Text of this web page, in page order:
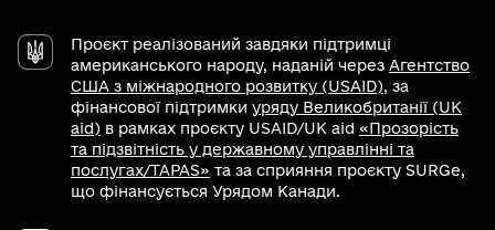
Проєкт реалізований завдяки підтримці
американського народу, наданій через Агентство
США з міжнародного розвитку (USAID), за
фінансової підтримки уряду Великобританії (UK
aid) в рамках проєкту USAID/UK aid «Прозорість
та підзвітність у державному управлінні та
послугах/TAPAS» та за сприяння проєкту SURGe,
що фінансується Урядом Канади.